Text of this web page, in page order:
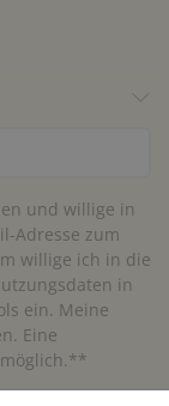
und willige in
Adresse zum
willige ich in die
in
ein. Meine
Eine